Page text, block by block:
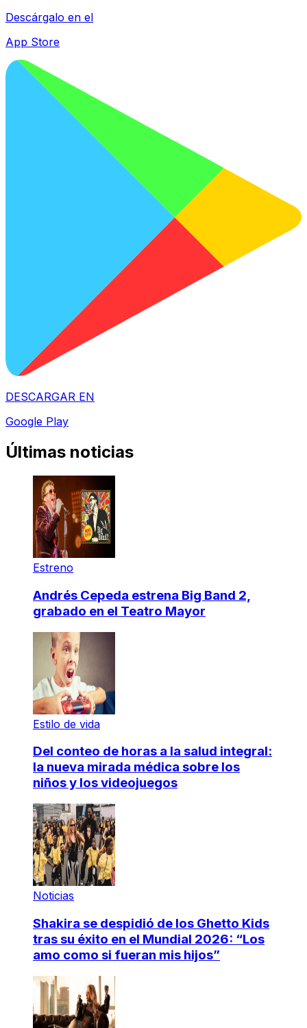
Descárgalo en el
App Store
DESCARGAR EN
Google Play
Últimas noticias
Estreno
Andrés Cepeda estrena Big Band 2,
grabado en el Teatro Mayor
Estilo de vida
Del conteo de horas a la salud integral:
la nueva mirada médica sobre los
niños y los videojuegos
Noticias
Shakira se despidió de los Ghetto Kids
tras su éxito en el Mundial 2026: “Los
amo como si fueran mis hijos”